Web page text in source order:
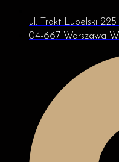
ul. Trakt Lubelski
04-667 Warszawa